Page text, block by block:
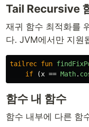
Tail Recursive
재귀 함수 최적화를
다. JVM에서만 지원
tailrec fun
if
(x == Math.
함수 내 함수
함수 내부에 다른 함